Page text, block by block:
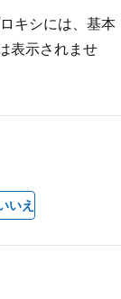
キシには、基本
表示されませ
いえ